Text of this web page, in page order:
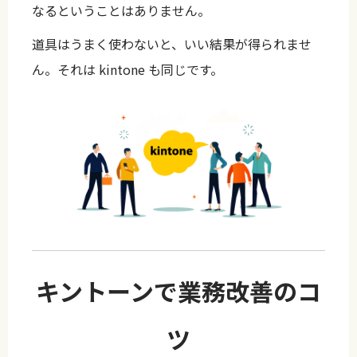
なるということはありません。
道具はうまく使わないと、いい結果が得られませ
ん。それは kintone も同じです。
キントーンで業務改善のコ
ツ